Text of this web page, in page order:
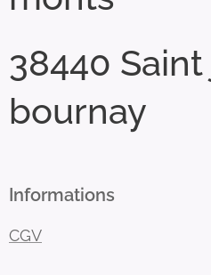
38440
bournay
Informations
CGV